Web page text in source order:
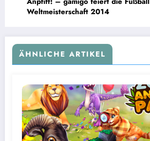
Weltmeisterschaft 2014
ÄHNLICHE ARTIKEL